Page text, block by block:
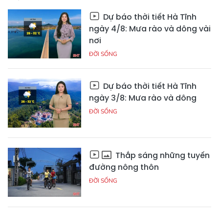
Dự báo thời tiết Hà Tĩnh
ngày 4/8: Mưa rào và dông vài
nơi
ĐỜI SỐNG
Dự báo thời tiết Hà Tĩnh
ngày 3/8: Mưa rào và dông
ĐỜI SỐNG
Thắp sáng những tuyến
đường nông thôn
ĐỜI SỐNG